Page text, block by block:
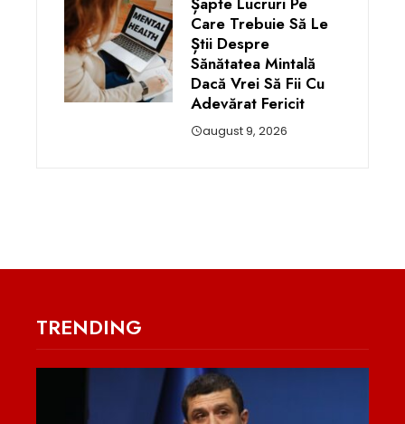
Care Trebuie Să Le
Știi Despre
Sănătatea Mintală
Dacă Vrei Să Fii Cu
Adevărat Fericit
august 9, 2026
TRENDING